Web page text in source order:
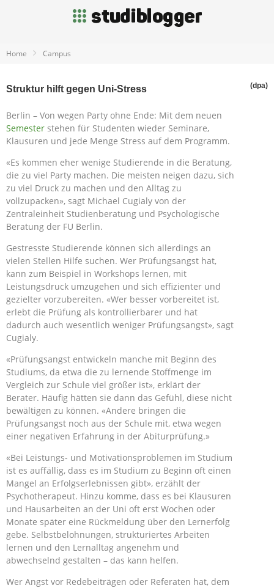
Home Campus
Struktur hilft gegen Uni-Stress (dpa)
Berlin – Von wegen Party ohne Ende: Mit dem neuen
Semester stehen für Studenten wieder Seminare,
Klausuren und jede Menge Stress auf dem Programm.
«Es kommen eher wenige Studierende in die Beratung,
die zu viel Party machen. Die meisten neigen dazu, sich
zu viel Druck zu machen und den Alltag zu
vollzupacken», sagt Michael Cugialy von der
Zentraleinheit Studienberatung und Psychologische
Beratung der FU Berlin.
Gestresste Studierende können sich allerdings an
vielen Stellen Hilfe suchen. Wer Prüfungsangst hat,
kann zum Beispiel in Workshops lernen, mit
Leistungsdruck umzugehen und sich effizienter und
gezielter vorzubereiten. «Wer besser vorbereitet ist,
erlebt die Prüfung als kontrollierbarer und hat
dadurch auch wesentlich weniger Prüfungsangst», sagt
Cugialy.
«Prüfungsangst entwickeln manche mit Beginn des
Studiums, da etwa die zu lernende Stoffmenge im
Vergleich zur Schule viel größer ist», erklärt der
Berater. Häufig hätten sie dann das Gefühl, diese nicht
bewältigen zu können. «Andere bringen die
Prüfungsangst noch aus der Schule mit, etwa wegen
einer negativen Erfahrung in der Abiturprüfung.»
«Bei Leistungs- und Motivationsproblemen im Studium
ist es auffällig, dass es im Studium zu Beginn oft einen
Mangel an Erfolgserlebnissen gibt», erzählt der
Psychotherapeut. Hinzu komme, dass es bei Klausuren
und Hausarbeiten an der Uni oft erst Wochen oder
Monate später eine Rückmeldung über den Lernerfolg
gebe. Selbstbelohnungen, strukturiertes Arbeiten
lernen und den Lernalltag angenehm und
abwechselnd gestalten – das kann helfen.
Wer Angst vor Redebeiträgen oder Referaten hat, dem